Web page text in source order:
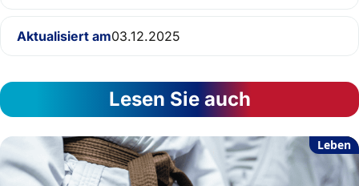
Aktualisiert am03.12.2025
Lesen Sie auch
Leben